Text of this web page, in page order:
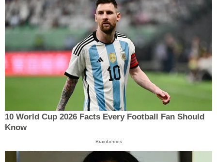
10 World Cup 2026 Facts Every Football Fan Should
Know
Brainberries